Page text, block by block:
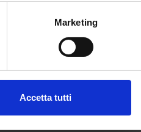
metro,Marketing
Accetta tutti